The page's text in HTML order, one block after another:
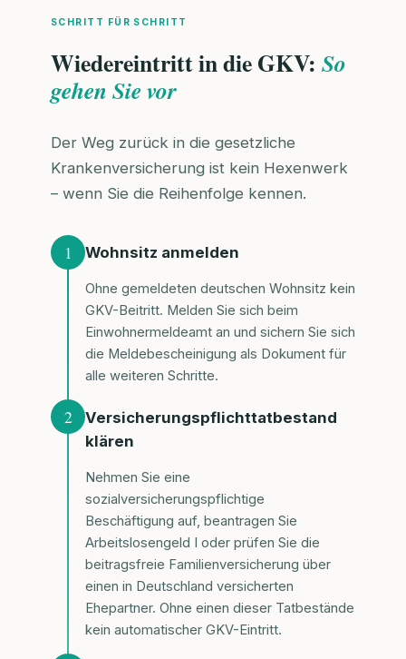
SCHRITT FÜR SCHRITT
Wiedereintritt in die GKV: So
gehen Sie vor
Der Weg zurück in die gesetzliche
Krankenversicherung ist kein Hexenwerk
– wenn Sie die Reihenfolge kennen.
1 Wohnsitz anmelden
Ohne gemeldeten deutschen Wohnsitz kein
GKV-Beitritt. Melden Sie sich beim
Einwohnermeldeamt an und sichern Sie sich
die Meldebescheinigung als Dokument für
alle weiteren Schritte.
2
Versicherungspflichttatbestand
klären
Nehmen Sie eine
sozialversicherungspflichtige
Beschäftigung auf, beantragen Sie
Arbeitslosengeld I oder prüfen Sie die
beitragsfreie Familienversicherung über
einen in Deutschland versicherten
Ehepartner. Ohne einen dieser Tatbestände
kein automatischer GKV-Eintritt.